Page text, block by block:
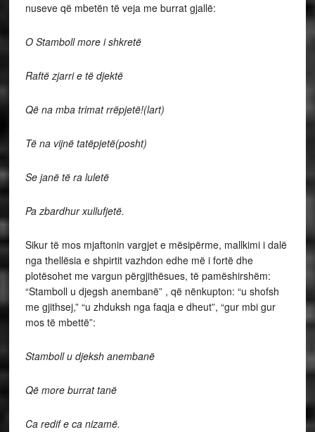
nuseve që mbetën të veja me burrat gjallë:
O Stamboll more i shkretë
Raftë zjarri e të djektë
Që na mba trimat rrëpjetë!(lart)
Të na vijnë tatëpjetë(posht)
Se janë të ra luletë
Pa zbardhur xullufjetë.
Sikur të mos mjaftonin vargjet e mësipërme, mallkimi i dalë
nga thellësia e shpirtit vazhdon edhe më i fortë dhe
plotësohet me vargun përgjithësues, të pamëshirshëm:
“Stamboll u djegsh anembanë” , që nënkupton: “u shofsh
me gjithsej,” “u zhduksh nga faqja e dheut”, “gur mbi gur
mos të mbettë”:
Stamboll u djeksh anembanë
Që more burrat tanë
Ca redif e ca nizamë.